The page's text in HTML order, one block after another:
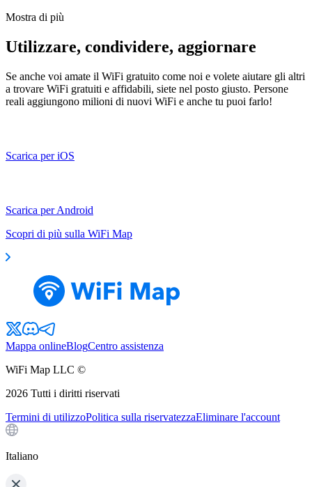
Mostra di più
Utilizzare, condividere, aggiornare
Se anche voi amate il WiFi gratuito come noi e volete aiutare gli altri
a trovare WiFi gratuiti e affidabili, siete nel posto giusto. Persone
reali aggiungono milioni di nuovi WiFi e anche tu puoi farlo!
Scarica per iOS
Scarica per Android
Scopri di più sulla WiFi Map
Mappa onlineBlogCentro assistenza
WiFi Map LLC ©
2026 Tutti i diritti riservati
Termini di utilizzoPolitica sulla riservatezzaEliminare l'account
Italiano